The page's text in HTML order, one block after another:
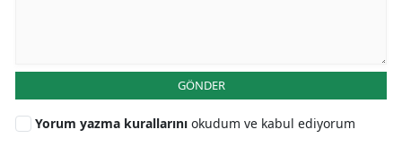
GÖNDER
Yorum yazma kurallarını okudum ve kabul ediyorum